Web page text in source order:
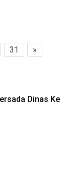
31
»
Dinas